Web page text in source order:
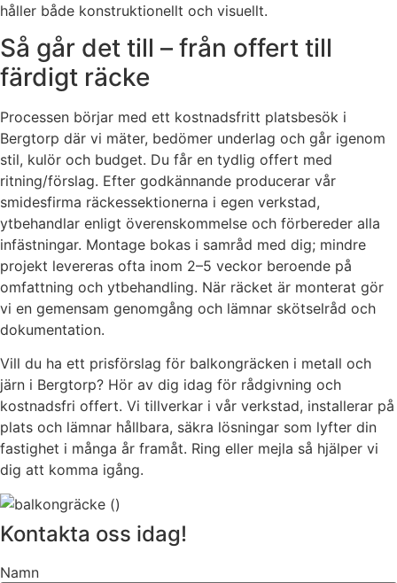
håller både konstruktionellt och visuellt.
Så går det till – från offert till
färdigt räcke
Processen börjar med ett kostnadsfritt platsbesök i
Bergtorp där vi mäter, bedömer underlag och går igenom
stil, kulör och budget. Du får en tydlig offert med
ritning/förslag. Efter godkännande producerar vår
smidesfirma räckessektionerna i egen verkstad,
ytbehandlar enligt överenskommelse och förbereder alla
infästningar. Montage bokas i samråd med dig; mindre
projekt levereras ofta inom 2–5 veckor beroende på
omfattning och ytbehandling. När räcket är monterat gör
vi en gemensam genomgång och lämnar skötselråd och
dokumentation.
Vill du ha ett prisförslag för balkongräcken i metall och
järn i Bergtorp? Hör av dig idag för rådgivning och
kostnadsfri offert. Vi tillverkar i vår verkstad, installerar på
plats och lämnar hållbara, säkra lösningar som lyfter din
fastighet i många år framåt. Ring eller mejla så hjälper vi
dig att komma igång.
Kontakta oss idag!
Namn